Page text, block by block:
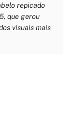
repicado
que gerou
visuais mais